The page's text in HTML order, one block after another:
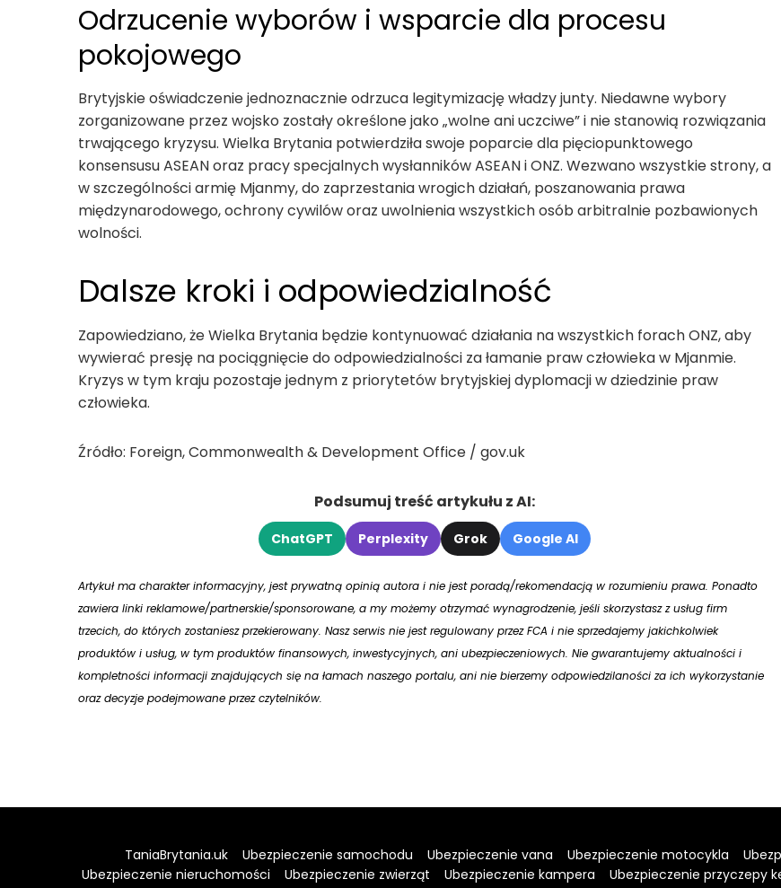
Odrzucenie wyborów i wsparcie dla procesu
pokojowego
Brytyjskie oświadczenie jednoznacznie odrzuca legitymizację władzy junty. Niedawne wybory
zorganizowane przez wojsko zostały określone jako „wolne ani uczciwe” i nie stanowią rozwiązania
trwającego kryzysu. Wielka Brytania potwierdziła swoje poparcie dla pięciopunktowego
konsensusu ASEAN oraz pracy specjalnych wysłanników ASEAN i ONZ. Wezwano wszystkie strony, a
w szczególności armię Mjanmy, do zaprzestania wrogich działań, poszanowania prawa
międzynarodowego, ochrony cywilów oraz uwolnienia wszystkich osób arbitralnie pozbawionych
wolności.
Dalsze kroki i odpowiedzialność
Zapowiedziano, że Wielka Brytania będzie kontynuować działania na wszystkich forach ONZ, aby
wywierać presję na pociągnięcie do odpowiedzialności za łamanie praw człowieka w Mjanmie.
Kryzys w tym kraju pozostaje jednym z priorytetów brytyjskiej dyplomacji w dziedzinie praw
człowieka.
Źródło: Foreign, Commonwealth & Development Office / gov.uk
Podsumuj treść artykułu z AI:
ChatGPT Perplexity Grok Google AI
Artykuł ma charakter informacyjny, jest prywatną opinią autora i nie jest poradą/rekomendacją w rozumieniu prawa. Ponadto
zawiera linki reklamowe/partnerskie/sponsorowane, a my możemy otrzymać wynagrodzenie, jeśli skorzystasz z usług firm
trzecich, do których zostaniesz przekierowany. Nasz serwis nie jest regulowany przez FCA i nie sprzedajemy jakichkolwiek
produktów i usług, w tym produktów finansowych, inwestycyjnych, ani ubezpieczeniowych. Nie gwarantujemy aktualności i
kompletności informacji znajdujących się na łamach naszego portalu, ani nie bierzemy odpowiedzilaności za ich wykorzystanie
oraz decyzje podejmowane przez czytelników.
TaniaBrytania.uk Ubezpieczenie samochodu Ubezpieczenie vana Ubezpieczenie motocykla
Ubezpieczenie nieruchomości
Ubezpieczenie zwierząt Ubezpieczenie kampera Ubezpieczenie przyczepy